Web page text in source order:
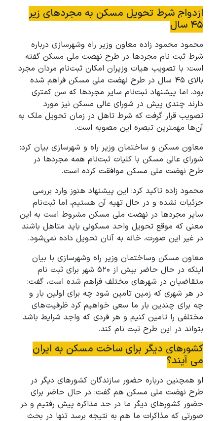
ازدواج شرط تحویل مسکن به مجردهای زیر
۴۵ سال
محمود محمود زاده معاون وزیر راه وشهرسازی درباره
شرط ثبت نام مجردها در طرح نهضت ملی مسکن گفته
است: با تصویب هیات وزیران امکان ثبت‌نام مردان مجرد
بالای ۴۵ سال در طرح نهضت ملی مسکن فراهم شده
بود، اما پیشنهاد ثبت‌نام سایر مجردها که سن کمتری
دارند چندی پیش در شورای عالی مسکن نیز مورد
تصویب قرار گرفت که شرط تاهل در زمان تحویل ملک به
آن‌ها مهمترین تبصره این مصوبه است.
معاون مسکن و ساختمان وزیر راه و شهرسازی بیان کرد:
شورای عالی مسکن با کلیات ثبت‌نام همه مجردها در
طرح نهضت ملی مسکن موافقت کرده است.
محمود زاده تاکید کرد: این پیشنهاد هنوز وارد بررسی
جزئیات نشده و در حال تهیه آن هستیم، اما ثبت‌نام
سایر مجردها در نهضت ملی مسکن مشروط است به این
معنی که موقع تحویل واحد مسکونی باید متاهل باشند
در غیر این صورت، خانه به آنان تحویل داده نمی‌شود.
معاون مسکن وساختمان وزیر راه وشهرسازی با بیان
اینکه در حال حاضر بیش از ۵۲۰ شهر برای ثبت نام
متقاضیان در شهرهای مختلف فراهم شده است، گفت:
در هر شهری که زمین تامین شود چه برای اولین بار و
چه برای چندین بار ما سعی خواهیم کرد ظرفیت‌های
مختلفی را تامین کنیم و هر فردی که واجد شرایط باشد
بتواند در این طرح ثبت نام کند.
کشورهای دیگر برای ساخت مسکن به ایران
می آیند؟
او همچنین درباره حضور سازندگان کشورهای دیگر در
طرح نهضت ملی مسکن هم گفت: در حال حاضر برای
حضور کشورهای دیگر ما در حد مذاکره پیش رفتیم و در
صورتی که مذاکرات ما هم به نتیجه برسد تنها در بحث